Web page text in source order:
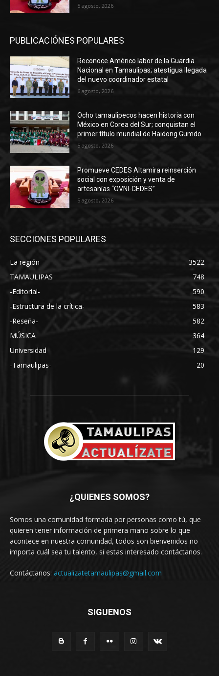
5 agosto, 2026
PUBLICACIÓNES POPULARES
Reconoce Américo labor de la Guardia
Nacional en Tamaulipas; atestigua llegada
del nuevo coordinador estatal
6 agosto, 2026
Ocho tamaulipecos hacen historia con
México en Corea del Sur; conquistan el
primer título mundial de Haidong Gumdo
5 agosto, 2026
Promueve CEDES Altamira reinserción
social con exposición y venta de
artesanías “OVNI-CEDES”
5 agosto, 2026
SECCIONES POPULARES
La región
3522
TAMAULIPAS
748
-Editorial-
590
-Estructura de la crítica-
583
-Reseña-
582
MÚSICA
364
Universidad
129
-Tamaulipas-
20
¿QUIENES SOMOS?
Somos una comunidad formada por personas como tú, que
quieren tener información de primera mano sobre lo que
acontece en nuestra comunidad, todos son bienvenidos no
importa cuál sea tu talento, si estas interesado contáctanos.
Contáctanos: actualizatetamaulipas@gmail.com
SIGUENOS